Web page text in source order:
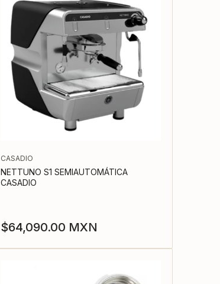
CASADIO
NETTUNO S1 SEMIAUTOMÁTICA
CASADIO
Precio
regular
$64,090.00 MXN